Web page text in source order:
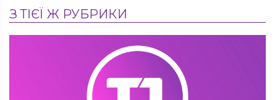
З ТІЄЇ Ж РУБРИКИ